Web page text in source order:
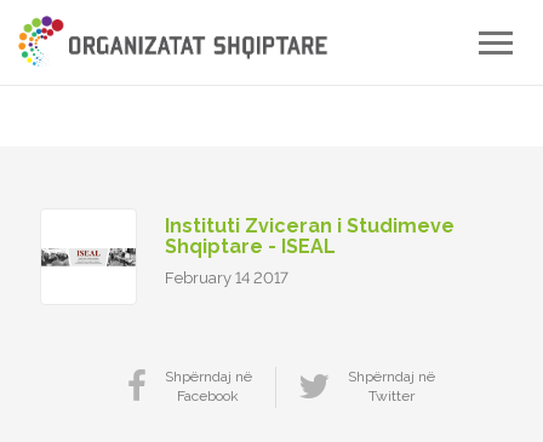
Toggle
Instituti Zviceran i Studimeve
Shqiptare - ISEAL
February 14 2017
Shpërndaj në
Facebook
Shpërndaj në
Twitter